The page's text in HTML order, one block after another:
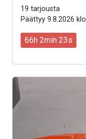
19 tarjousta
Päättyy 9.8.2026
66h 2min 21s